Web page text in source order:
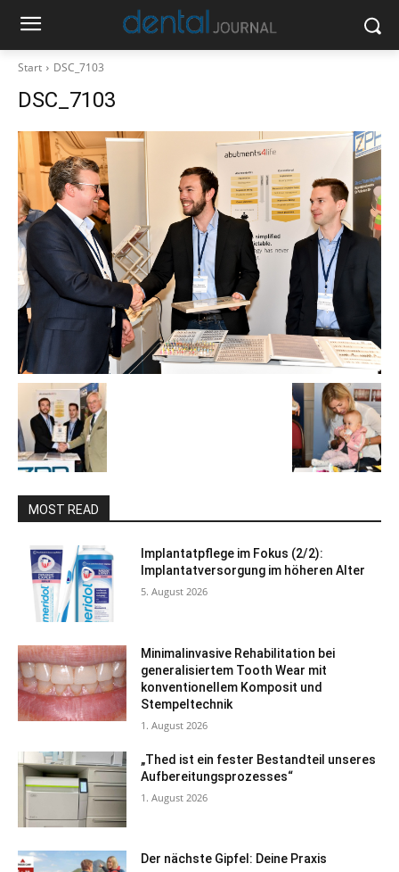
Start DSC_7103
DSC_7103
MOST READ
Implantatpflege im Fokus (2/2):
Implantatversorgung im höheren Alter
5. August 2026
Minimalinvasive Rehabilitation bei
generalisiertem Tooth Wear mit
konventionellem Komposit und
Stempeltechnik
1. August 2026
„Thed ist ein fester Bestandteil unseres
Aufbereitungsprozesses“
1. August 2026
Der nächste Gipfel: Deine Praxis